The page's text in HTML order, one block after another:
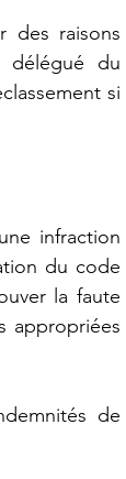
des raisons
délégué du
si
infraction
du code
la faute
appropriées
de